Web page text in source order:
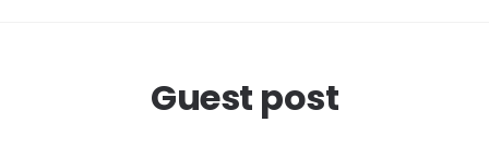
Guest post